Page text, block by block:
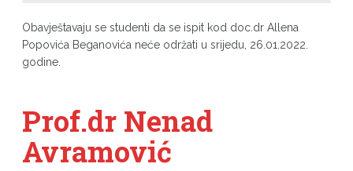
Obavještavaju se studenti da se ispit kod doc.dr Allena
Popovića Beganovića neće održati u srijedu, 26.01.2022.
godine.
Prof.dr Nenad
Avramović